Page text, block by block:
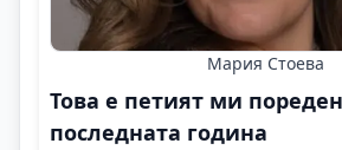
Мария Стоева
Това е петият ми
последната година